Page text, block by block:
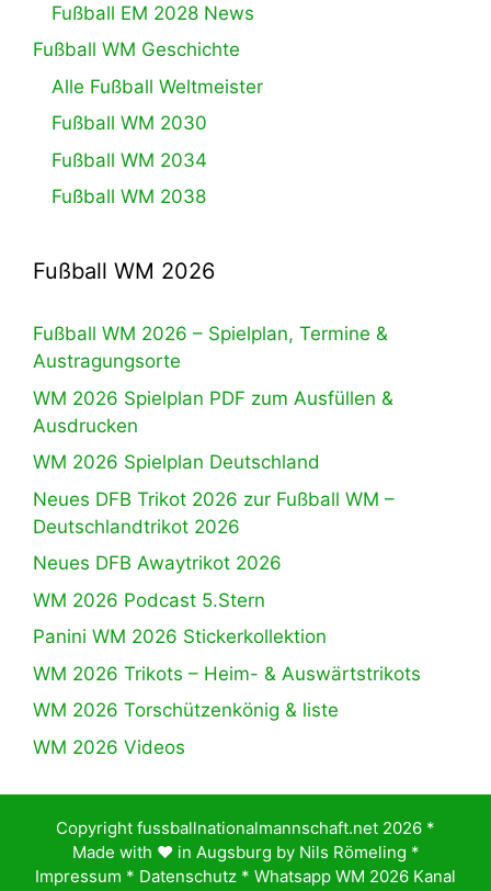
Fußball EM 2028 News
Fußball WM Geschichte
Alle Fußball Weltmeister
Fußball WM 2030
Fußball WM 2034
Fußball WM 2038
Fußball WM 2026
Fußball WM 2026 – Spielplan, Termine &
Austragungsorte
WM 2026 Spielplan PDF zum Ausfüllen &
Ausdrucken
WM 2026 Spielplan Deutschland
Neues DFB Trikot 2026 zur Fußball WM –
Deutschlandtrikot 2026
Neues DFB Awaytrikot 2026
WM 2026 Podcast 5.Stern
Panini WM 2026 Stickerkollektion
WM 2026 Trikots – Heim- & Auswärtstrikots
WM 2026 Torschützenkönig & liste
WM 2026 Videos
Copyright fussballnationalmannschaft.net 2026 *
Made with ♥️ in Augsburg by Nils Römeling *
Impressum * Datenschutz * Whatsapp WM 2026 Kanal